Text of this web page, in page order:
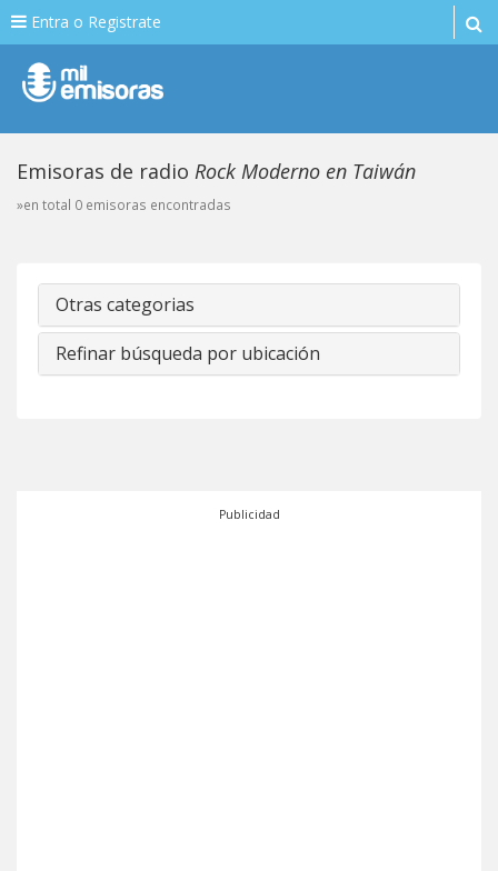
Entra o Registrate
Emisoras de radio Rock Moderno en Taiwán
»en total 0 emisoras encontradas
Otras categorias
Refinar búsqueda por ubicación
Publicidad